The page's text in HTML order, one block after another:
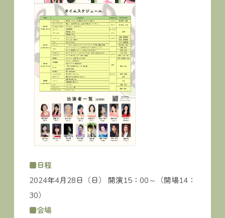
■日程
2024年4月28日（日） 開演15：00～（開場14：
30）
■会場